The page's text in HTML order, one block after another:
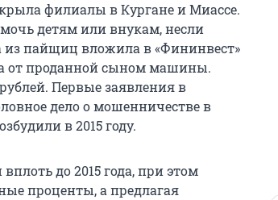
филиалы в Кургане и Миассе.
детям или внукам, несли
из пайщиц вложила в «Фининвест»
от проданной сыном машины.
Первые заявления в
дело о мошенничестве в
в 2015 году.
до 2015 года, при этом
проценты, а предлагая